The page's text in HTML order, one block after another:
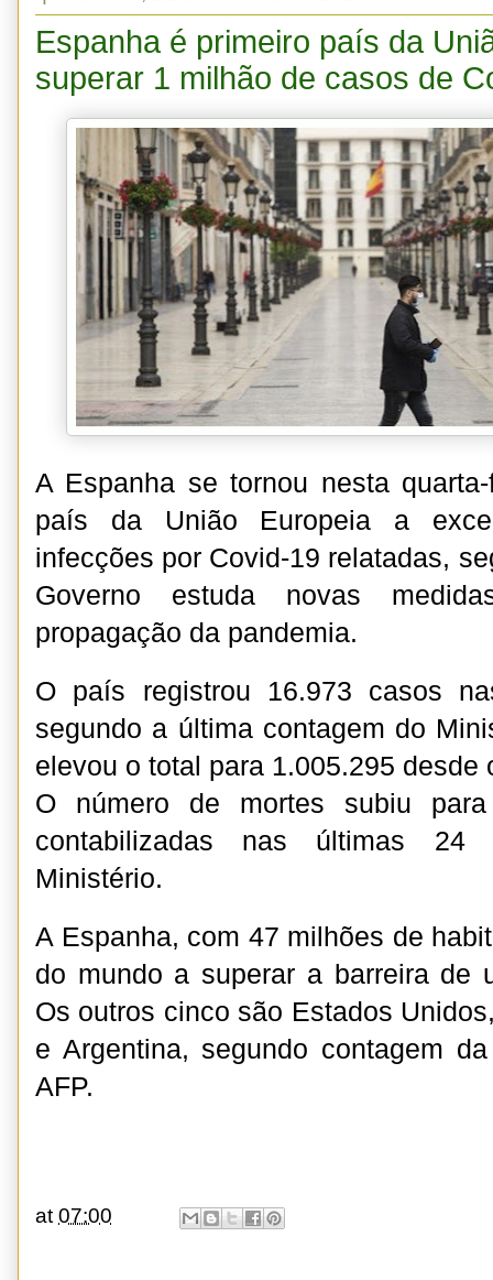
Espanha é primeiro país da
superar 1 milhão de casos de
A Espanha se tornou nesta
país da União Europeia a
infecções por Covid-19 relatadas,
Governo estuda novas
propagação da pandemia.
O país registrou 16.973 casos
segundo a última contagem do
elevou o total para 1.005.295 desde
O número de mortes subiu
contabilizadas nas últimas 24
Ministério.
A Espanha, com 47 milhões de
do mundo a superar a barreira de
Os outros cinco são Estados
e Argentina, segundo contagem
AFP.
at07:00